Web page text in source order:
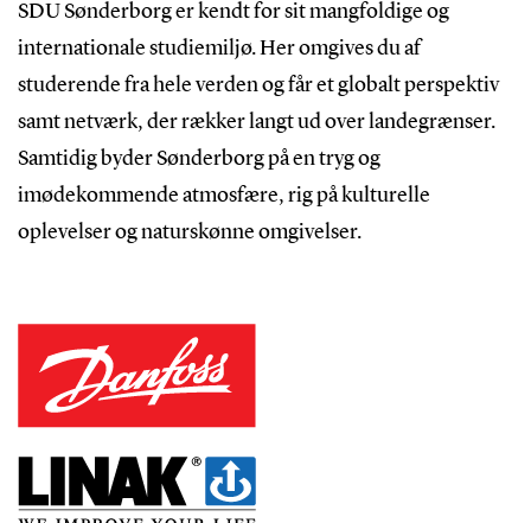
SDU Sønderborg er kendt for sit mangfoldige og
internationale studiemiljø. Her omgives du af
studerende fra hele verden og får et globalt perspektiv
samt netværk, der rækker langt ud over landegrænser.
Samtidig byder Sønderborg på en tryg og
imødekommende atmosfære, rig på kulturelle
oplevelser og naturskønne omgivelser.